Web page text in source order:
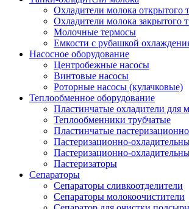
Охладители молока
Охладители молока
Молочные термосы
Емкости с рубашкой
Насосное оборудование
Центробежные насосы
Винтовые насосы
Роторные насосы (кулачковые)
Теплообменное оборудование
Пластинчатые охладители для
Теплообменники трубчатые
Пластинчатые
Пастеризационно-
Пастеризационно-
Пастеризаторы
Сепараторы
Сепараторы сливкоотделители
Сепараторы молокоочистители